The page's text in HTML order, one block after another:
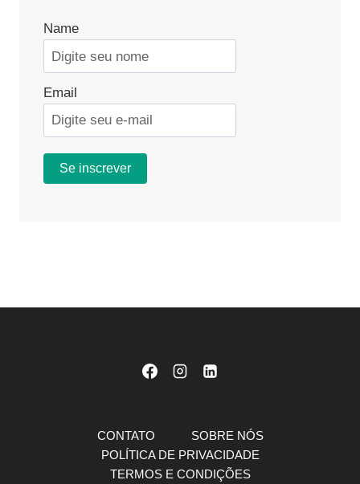
Name
Email
CONTATO
SOBRE NÓS
POLÍTICA DE PRIVACIDADE
TERMOS E CONDIÇÕES